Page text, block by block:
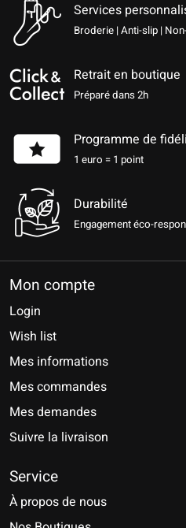
Services
Broderie | Anti-slip |
Retrait en boutique
Préparé dans 2h
Programme de
1 euro = 1 point
Durabilité
Engagement éco-
Mon compte
Login
Wish list
Mes informations
Mes commandes
Mes demandes
Suivre la livraison
Service
À propos de nous